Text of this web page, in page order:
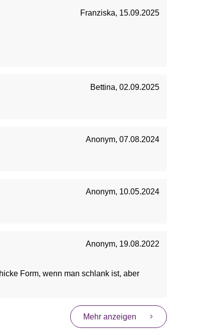
Franziska, 15.09.2025
Bettina, 02.09.2025
Anonym, 07.08.2024
Anonym, 10.05.2024
Anonym, 19.08.2022
Mehr anzeigen